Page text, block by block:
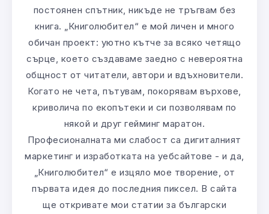
постоянен спътник, никъде не тръгвам без
книга. „Книголюбител“ е мой личен и много
обичан проект: уютно кътче за всяко четящо
сърце, което създаваме заедно с невероятна
общност от читатели, автори и вдъхновители.
Когато не чета, пътувам, покорявам върхове,
криволича по екопътеки и си позволявам по
някой и друг гейминг маратон.
Професионалната ми слабост са дигиталният
маркетинг и изработката на уебсайтове - и да,
„Книголюбител“ е изцяло мое творение, от
първата идея до последния пиксел. В сайта
ще откривате мои статии за български